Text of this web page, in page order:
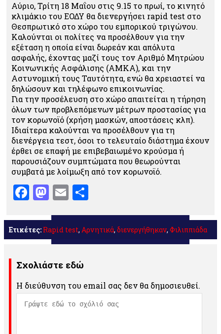
Αύριο, Τρίτη 18 Μαΐου στις 9.15 το πρωί, το κινητό
κλιμάκιο του ΕΟΔΥ θα διενεργήσει rapid test στο
Θεσπρωτικό στο χώρο του εμπορικού τριγώνου.
Καλούνται οι πολίτες να προσέλθουν για την
εξέταση η οποία είναι δωρεάν και απόλυτα
ασφαλής, έχοντας μαζί τους τον Αριθμό Μητρώου
Κοινωνικής Ασφάλισης (ΑΜΚΑ), και την
Αστυνομική τους Ταυτότητα, ενώ θα χρειαστεί να
δηλώσουν και τηλέφωνο επικοινωνίας.
Για την προσέλευση στο χώρο απαιτείται η τήρηση
όλων των προβλεπόμενων μέτρων προστασίας για
τον κορωνοϊό (χρήση μασκών, αποστάσεις κλπ).
Ιδιαίτερα καλούνται να προσέλθουν για τη
διενέργεια τεστ, όσοι το τελευταίο διάστημα έχουν
έρθει σε επαφή με επιβεβαιωμένο κρούσμα ή
παρουσιάζουν συμπτώματα που θεωρούνται
συμβατά με λοίμωξη από τον κορωνοϊό.
Facebook
Mastodon
Email
Ετικέτες: Rapid test, Αρνητικά, διενεργήθηκαν, Φιλιππιάδα
Σχολιάστε εδώ
Η διεύθυνση του email σας δεν θα δημοσιευθεί.